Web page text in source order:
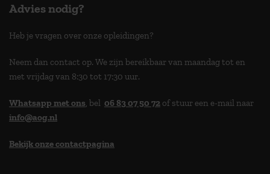
Advies nodig?
Heb je vragen over onze opleidingen?
Neem dan contact op. We zijn bereikbaar van maandag tot en
met vrijdag van 8:30 tot 17:30 uur.
Whatsapp met ons, bel 06 83 07 50 72 of stuur een e-mail naar
info@aog.nl
Bekijk onze contactpagina